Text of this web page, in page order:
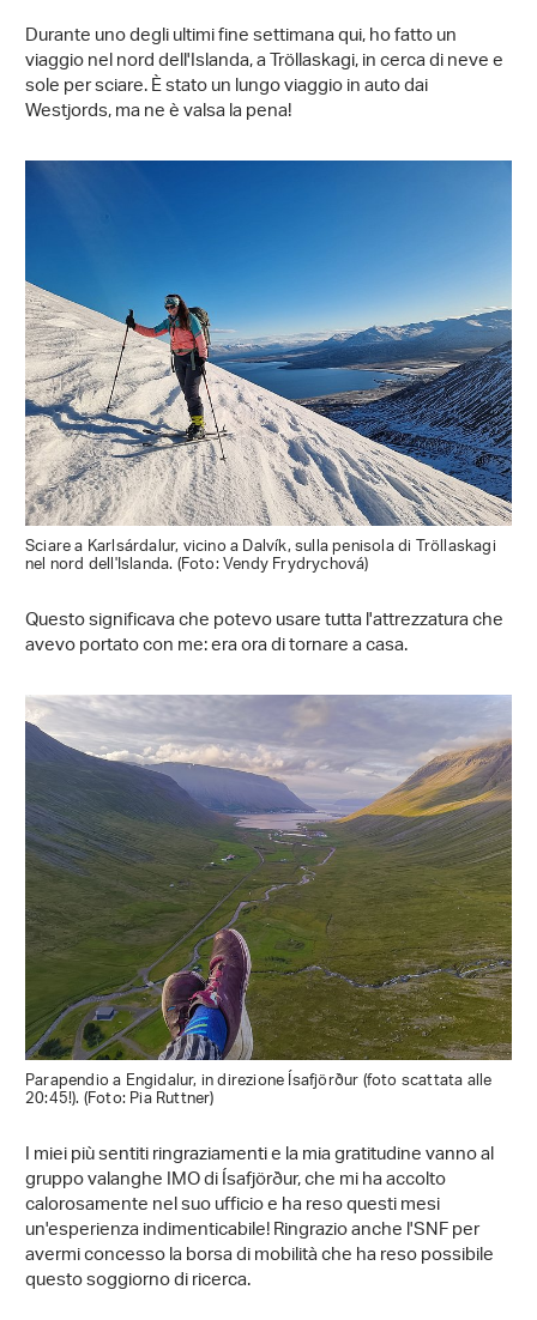
Durante uno degli ultimi fine settimana qui, ho fatto un
viaggio nel nord dell'Islanda, a Tröllaskagi, in cerca di neve e
sole per sciare. È stato un lungo viaggio in auto dai
Westjords, ma ne è valsa la pena!
Sciare a Karlsárdalur, vicino a Dalvík, sulla penisola di Tröllaskagi
nel nord dell'Islanda. (Foto: Vendy Frydrychová)
Questo significava che potevo usare tutta l'attrezzatura che
avevo portato con me: era ora di tornare a casa.
Parapendio a Engidalur, in direzione Ísafjörður (foto scattata alle
20:45!). (Foto: Pia Ruttner)
I miei più sentiti ringraziamenti e la mia gratitudine vanno al
gruppo valanghe IMO di Ísafjörður, che mi ha accolto
calorosamente nel suo ufficio e ha reso questi mesi
un'esperienza indimenticabile! Ringrazio anche l'SNF per
avermi concesso la borsa di mobilità che ha reso possibile
questo soggiorno di ricerca.